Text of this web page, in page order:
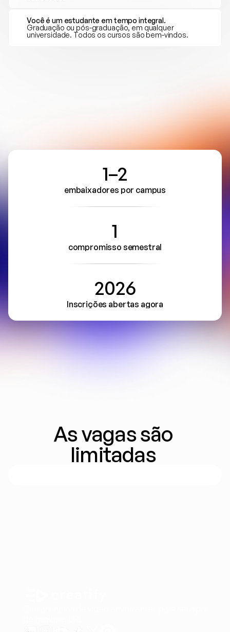
Você é um estudante em tempo integral.
Graduação ou pós-graduação, em qualquer
universidade. Todos os cursos são bem-vindos.
1–2
embaixadores por campus
1
compromisso semestral
2026
Inscrições abertas agora
As vagas são
limitadas